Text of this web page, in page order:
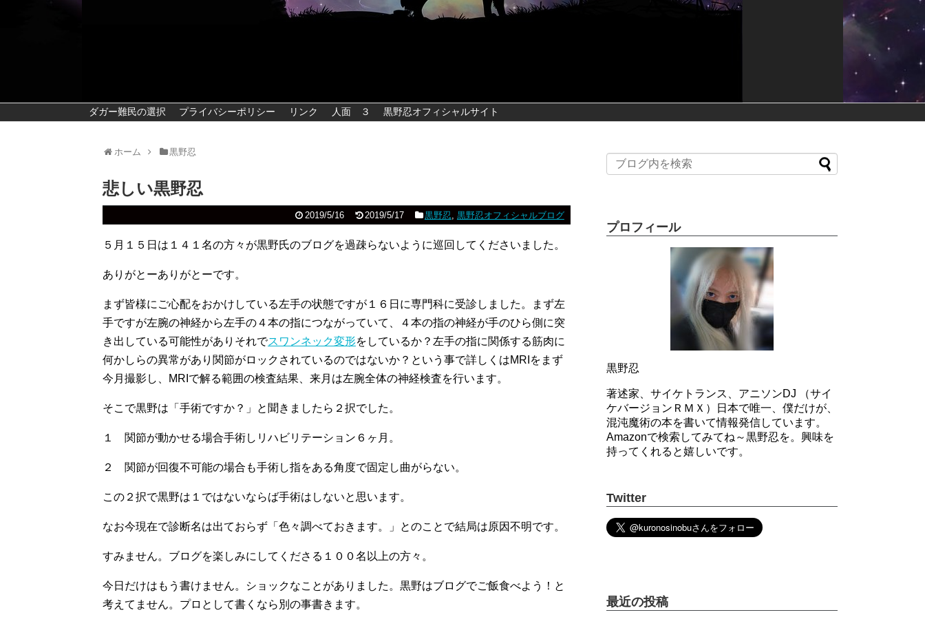
ダガー難民の選択 プライバシーポリシー リンク 人面 ３ 黒野忍オフィシャルサイト
ホーム 黒野忍
悲しい黒野忍
2019/5/16 2019/5/17 黒野忍, 黒野忍オフィシャルブログ
５月１５日は１４１名の方々が黒野氏のブログを過疎らないように巡回してくださいました。
ありがとーありがとーです。
まず皆様にご心配をおかけしている左手の状態ですが１６日に専門科に受診しました。まず左
手ですが左腕の神経から左手の４本の指につながっていて、４本の指の神経が手のひら側に突
き出している可能性がありそれでスワンネック変形をしているか？左手の指に関係する筋肉に
何かしらの異常があり関節がロックされているのではないか？という事で詳しくはMRIをまず
今月撮影し、MRIで解る範囲の検査結果、来月は左腕全体の神経検査を行います。
そこで黒野は「手術ですか？」と聞きましたら２択でした。
１ 関節が動かせる場合手術しリハビリテーション６ヶ月。
２ 関節が回復不可能の場合も手術し指をある角度で固定し曲がらない。
この２択で黒野は１ではないならば手術はしないと思います。
なお今現在で診断名は出ておらず「色々調べておきます。」とのことで結局は原因不明です。
すみません。ブログを楽しみにしてくださる１００名以上の方々。
今日だけはもう書けません。ショックなことがありました。黒野はブログでご飯食べよう！と
考えてません。プロとして書くなら別の事書きます。
プロフィール
黒野忍
著述家、サイケトランス、アニソンDJ （サイ
ケバージョンＲＭＸ）日本で唯一、僕だけが、
混沌魔術の本を書いて情報発信しています。
Amazonで検索してみてね～黒野忍を。興味を
持ってくれると嬉しいです。
Twitter
最近の投稿